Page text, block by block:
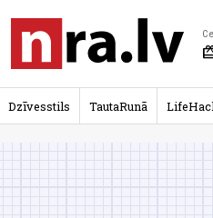
Dzīvesstils TautaRunā